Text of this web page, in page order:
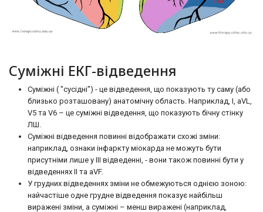
Суміжні ЕКГ-відведення
Суміжні ( "сусідні") - це відведення, що показують ту саму (або
близько розташовану) анатомічну область. Наприклад, I, aVL,
V5 та V6 – це суміжні відведення, що показують бічну стінку
ЛШ.
Суміжні відведення повинні відображати схожі зміни:
наприклад, ознаки інфаркту міокарда не можуть бути
присутніми лише у III відведенні, - вони також повинні бути у
відведеннях II та aVF.
У грудних відведеннях зміни не обмежуються однією зоною:
найчастіше одне грудне відведення показує найбільш
виражені зміни, а суміжні – менш виражені (наприклад,